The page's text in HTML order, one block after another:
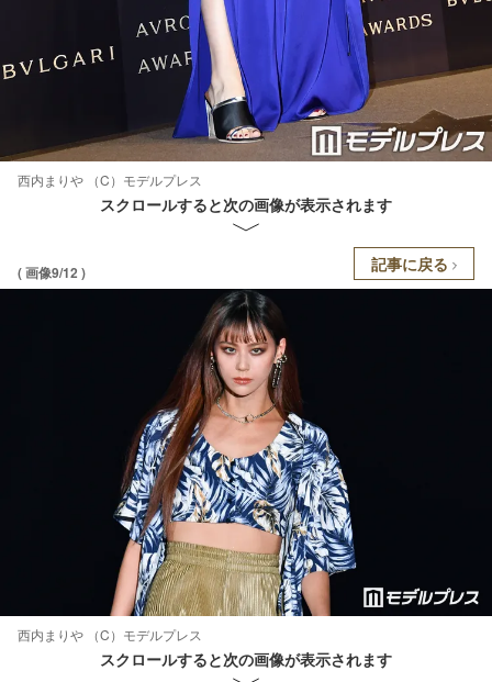
西内まりや （C）モデルプレス
スクロールすると次の画像が表示されます
( 画像9/12 ) 記事に戻る
西内まりや （C）モデルプレス
スクロールすると次の画像が表示されます